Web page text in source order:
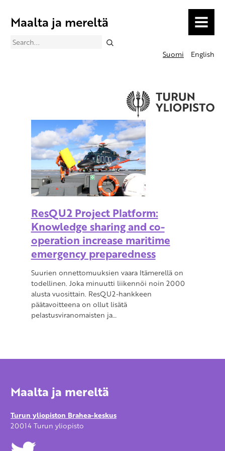
Maalta ja mereltä MENU
Search
Suomi
English
ResQU2 Project Platform:
Knowledge sharing and co-
operation increase maritime
emergency preparedness
Suurien onnettomuuksien vaara Itämerellä on
todellinen. Joka minuutti liikennöi noin 2000
alusta vuosittain. ResQU2-hankkeen
päätavoitteena on ollut lisätä
pelastusviranomaisten ja…
Maalta ja mereltä
Turun yliopiston Brahea-keskus
20014 Turun yliopisto